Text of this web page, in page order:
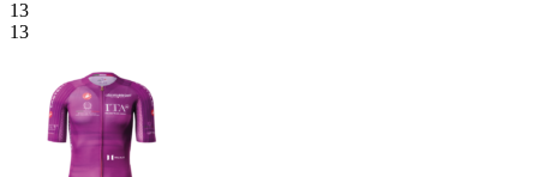
13
13